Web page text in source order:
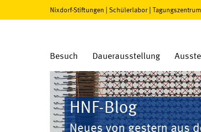
Nixdorf-Stiftungen | Schülerlabor | Tagungszentrum
Besuch Dauerausstellung
HNF-Blog
Neues von gestern aus